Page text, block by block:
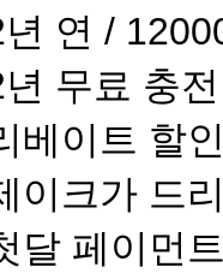
년 연 /
년 무료 충전
베이트 할
이크가 드
달 페이먼